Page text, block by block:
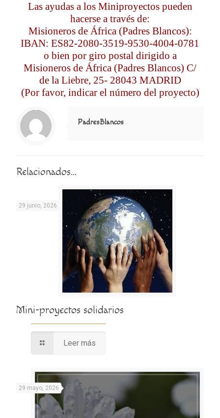
Las ayudas a los Miniproyectos pueden
hacerse a través de:
Misioneros de África (Padres Blancos):
IBAN: ES82-2080-3519-9530-4004-0781
o bien por giro postal dirigido a
Misioneros de África (Padres Blancos) C/
de la Liebre, 25- 28043 MADRID
(Por favor, indicar el número del proyecto)
Notice
: Trying to access array offset on value of type null in
/home/misioner/public_html/padresblancos/themes/betheme/includes/content-single.php
on line
286
PadresBlancos
Relacionados...
29 junio, 2026
Mini-proyectos solidarios
Leer más
29 mayo, 2026